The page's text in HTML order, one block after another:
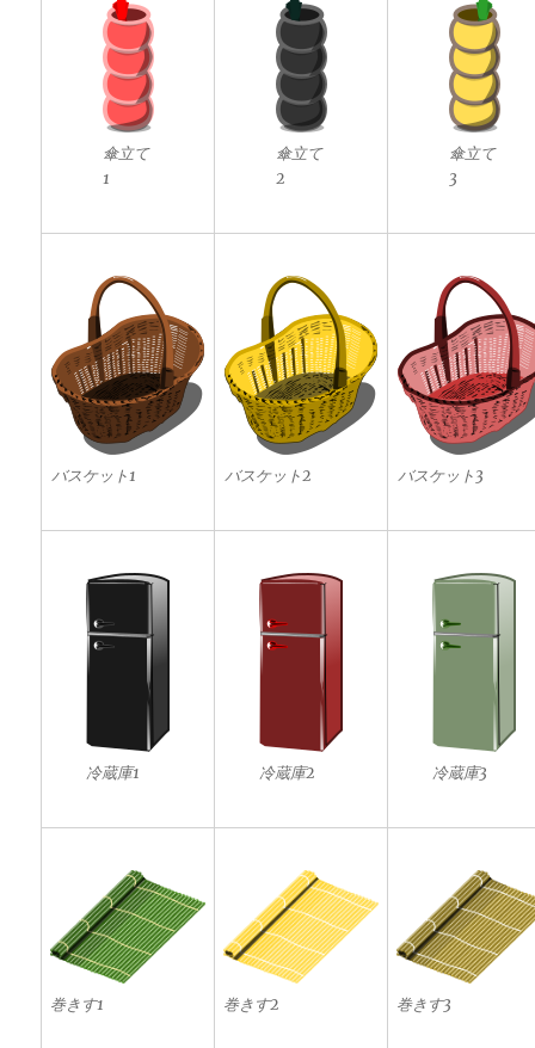
傘立て
1
傘立て
2
傘立て
3
バスケット1 バスケット2 バスケット3
冷蔵庫1 冷蔵庫2 冷蔵庫3
巻きす1 巻きす2 巻きす3